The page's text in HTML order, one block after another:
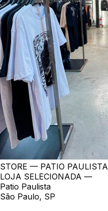
STORE — PATIO PAULISTA
LOJA SELECIONADA —
Patio Paulista
São Paulo, SP